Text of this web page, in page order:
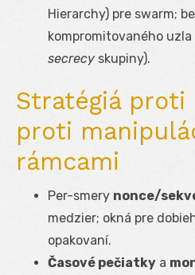
Hierarchy) pre swarm;
kompromitovaného uzla
secrecy skupiny).
Stratégiá proti
proti
rámcami
Per-smery nonce/
medzier; okná pre
opakovaní.
Časové pečiatky a